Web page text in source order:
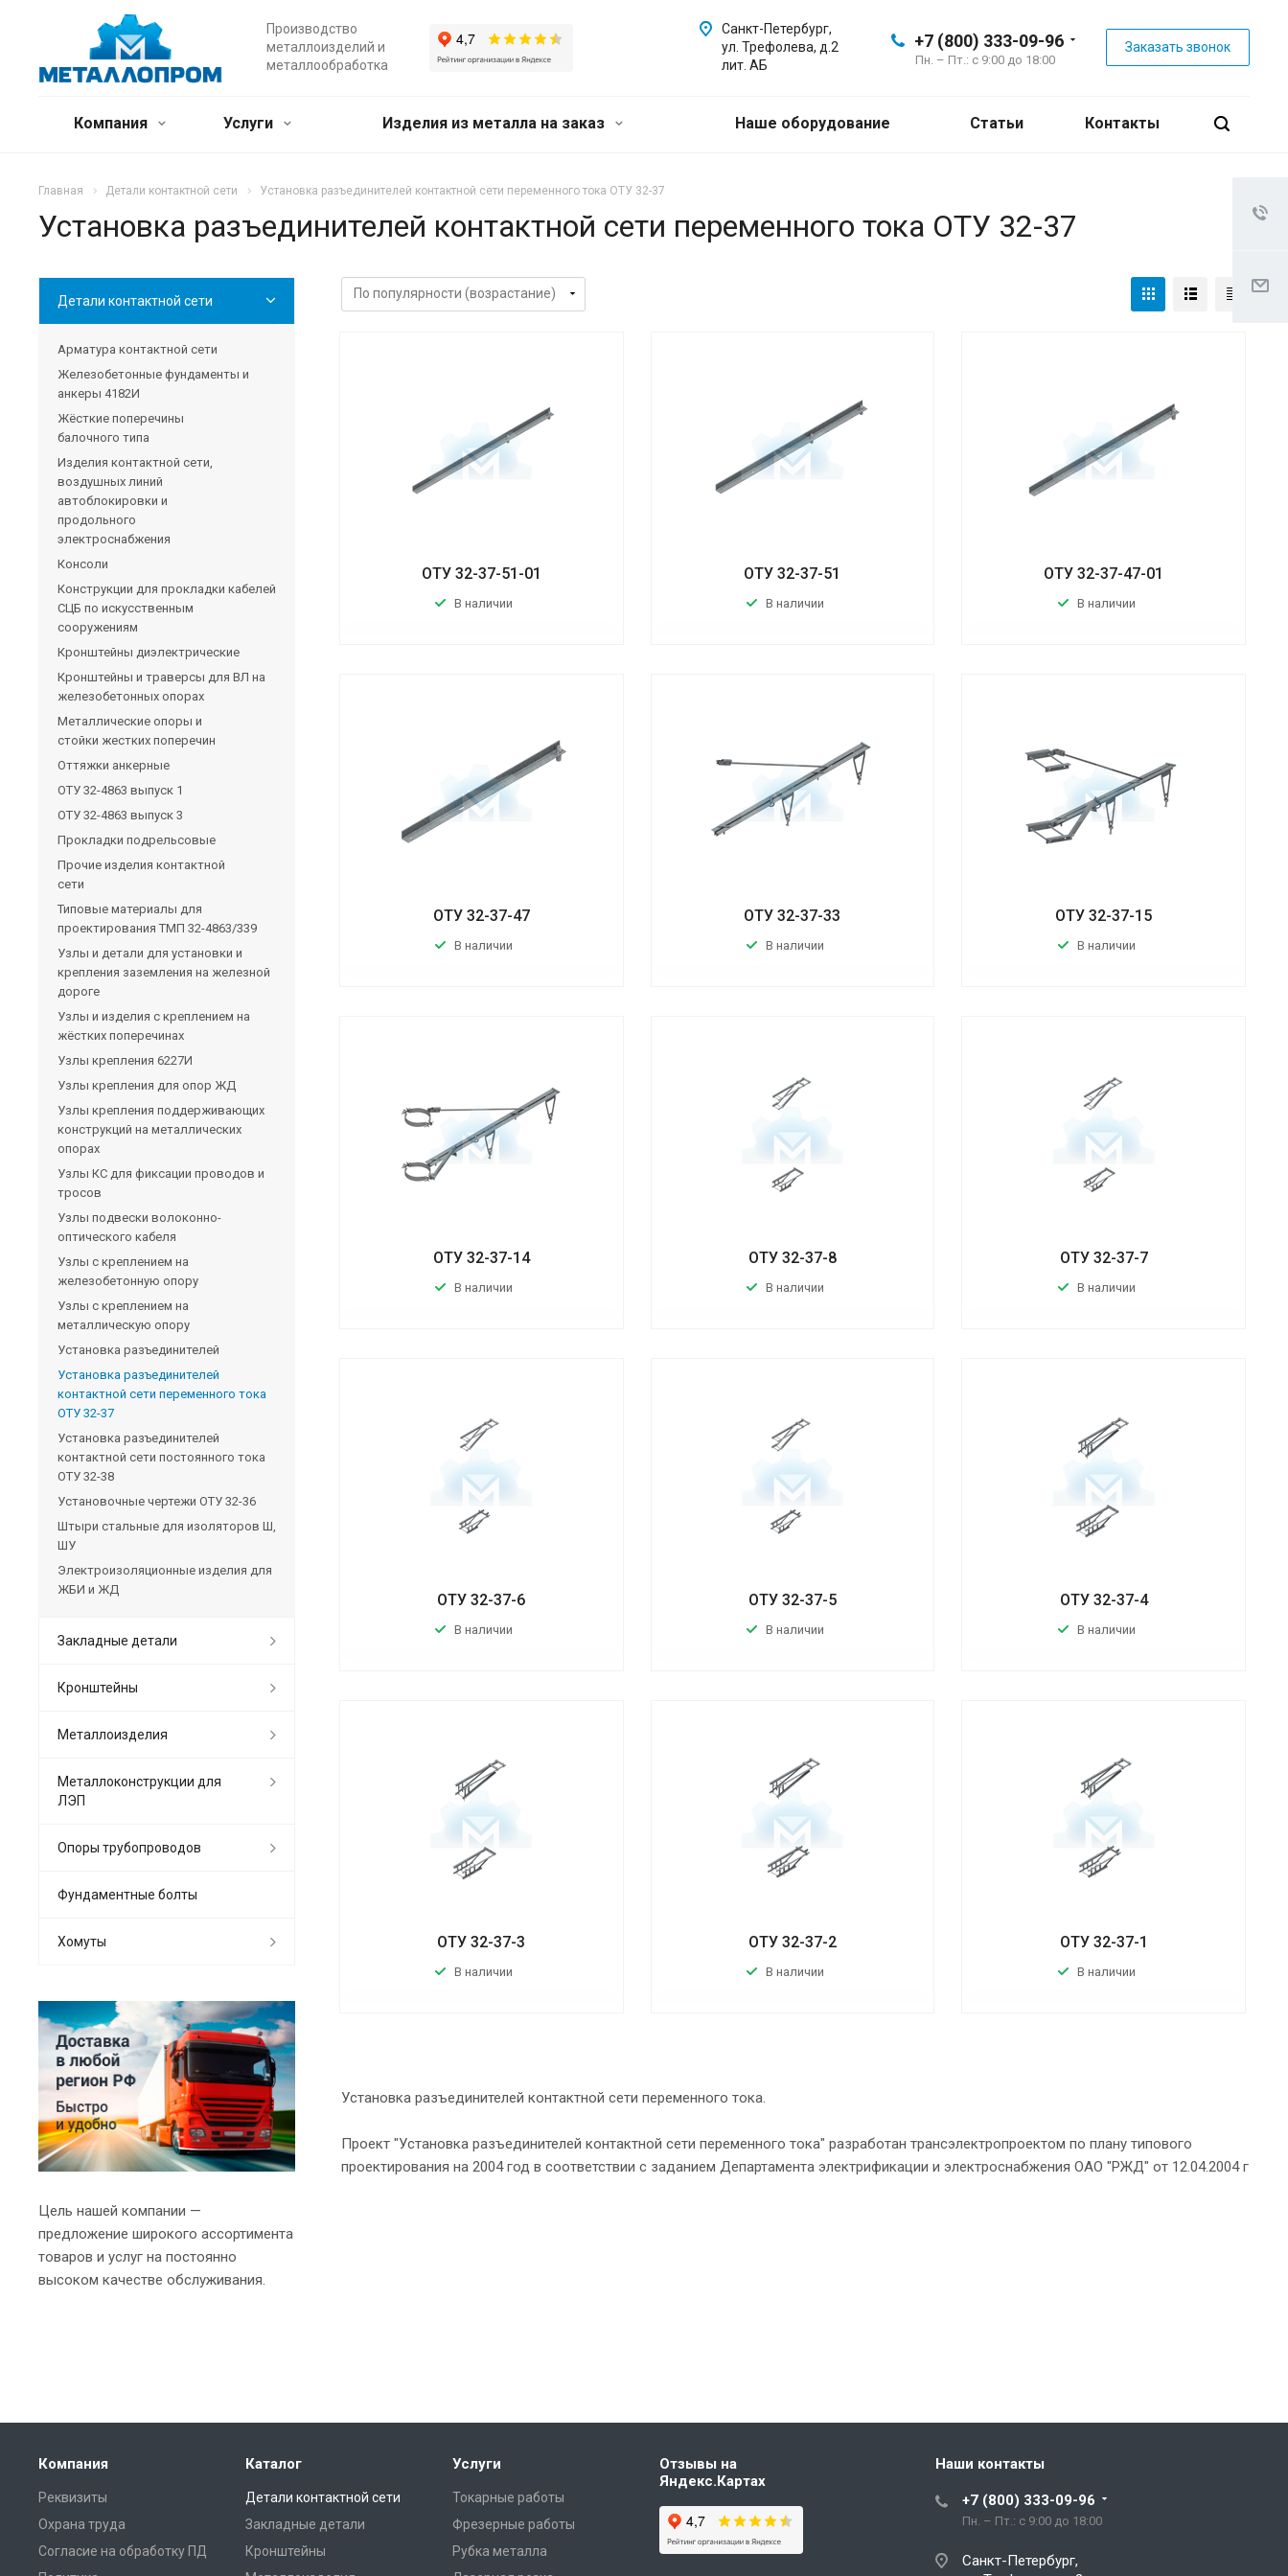
Производство
металлоизделий и
металлообработка
+7 (800) 333-09-96
Пн. – Пт.: с 9:00 до 18:00
Заказать звонок
Санкт-Петербург,
ул. Трефолева, д.2
лит. АБ
Компания Услуги Изделия из металла на заказ Наше оборудование Статьи Контакты
Главная Детали контактной сети Установка разъединителей контактной сети переменного тока ОТУ 32-37
Установка разъединителей контактной сети переменного тока ОТУ 32-37
ОТУ 32-37-51-01
В наличии
ОТУ 32-37-51
В наличии
ОТУ 32-37-47-01
В наличии
ОТУ 32-37-47
В наличии
ОТУ 32-37-33
В наличии
ОТУ 32-37-15
В наличии
ОТУ 32-37-14
В наличии
ОТУ 32-37-8
В наличии
ОТУ 32-37-7
В наличии
ОТУ 32-37-6
В наличии
ОТУ 32-37-5
В наличии
ОТУ 32-37-4
В наличии
ОТУ 32-37-3
В наличии
ОТУ 32-37-2
В наличии
ОТУ 32-37-1
В наличии
Установка разъединителей контактной сети переменного тока.
Проект "Установка разъединителей контактной сети переменного тока" разработан трансэлектропроектом по плану типового
проектирования на 2004 год в соответствии с заданием Департамента электрификации и электроснабжения ОАО "РЖД" от 12.04.2004 г
Детали контактной сети
Арматура контактной сети
Железобетонные фундаменты и
анкеры 4182И
Жёсткие поперечины
балочного типа
Изделия контактной сети,
воздушных линий
автоблокировки и
продольного
электроснабжения
Консоли
Конструкции для прокладки кабелей
СЦБ по искусственным
сооружениям
Кронштейны диэлектрические
Кронштейны и траверсы для ВЛ на
железобетонных опорах
Металлические опоры и
стойки жестких поперечин
Оттяжки анкерные
ОТУ 32-4863 выпуск 1
ОТУ 32-4863 выпуск 3
Прокладки подрельсовые
Прочие изделия контактной
сети
Типовые материалы для
проектирования ТМП 32-4863/339
Узлы и детали для установки и
крепления заземления на железной
дороге
Узлы и изделия с креплением на
жёстких поперечинах
Узлы крепления 6227И
Узлы крепления для опор ЖД
Узлы крепления поддерживающих
конструкций на металлических
опорах
Узлы КС для фиксации проводов и
тросов
Узлы подвески волоконно-
оптического кабеля
Узлы с креплением на
железобетонную опору
Узлы с креплением на
металлическую опору
Установка разъединителей
Установка разъединителей
контактной сети переменного тока
ОТУ 32-37
Установка разъединителей
контактной сети постоянного тока
ОТУ 32-38
Установочные чертежи ОТУ 32-36
Штыри стальные для изоляторов Ш,
ШУ
Электроизоляционные изделия для
ЖБИ и ЖД
Закладные детали
Кронштейны
Металлоизделия
Металлоконструкции для
ЛЭП
Опоры трубопроводов
Фундаментные болты
Хомуты
Цель нашей компании —
предложение широкого ассортимента
товаров и услуг на постоянно
высоком качестве обслуживания.
Компания
Реквизиты
Охрана труда
Согласие на обработку ПД
Каталог
Детали контактной сети
Закладные детали
Кронштейны
Услуги
Токарные работы
Фрезерные работы
Рубка металла
Отзывы на
Яндекс.Картах
Наши контакты
+7 (800) 333-09-96
Пн. – Пт.: с 9:00 до 18:00
Санкт-Петербург,